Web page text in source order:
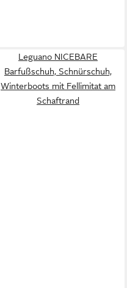
Leguano NICEBARE
Barfußschuh, Schnürschuh,
Winterboots mit Fellimitat am
Schaftrand